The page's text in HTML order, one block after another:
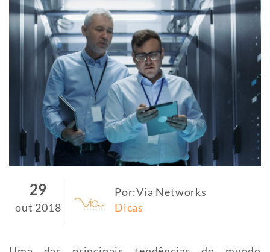
29
out 2018
Por:Via Networks
Dicas